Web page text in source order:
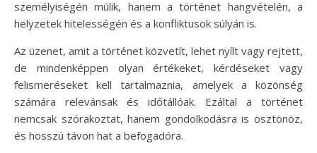
személyiségén múlik, hanem a történet hangvételén, a
helyzetek hitelességén és a konfliktusok súlyán is.
Az üzenet, amit a történet közvetít, lehet nyílt vagy rejtett,
de mindenképpen olyan értékeket, kérdéseket vagy
felismeréseket kell tartalmaznia, amelyek a közönség
számára relevánsak és időtállóak. Ezáltal a történet
nemcsak szórakoztat, hanem gondolkodásra is ösztönöz,
és hosszú távon hat a befogadóra.